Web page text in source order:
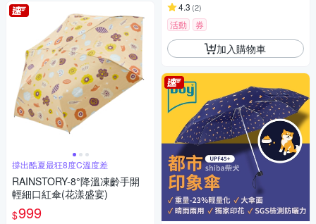
撐出酷夏最狂8度C溫度差
RAINSTORY-8°降溫凍齡手開
輕細口紅傘(花漾盛宴)
$999
4.3 (2)
活動 券
加入購物車